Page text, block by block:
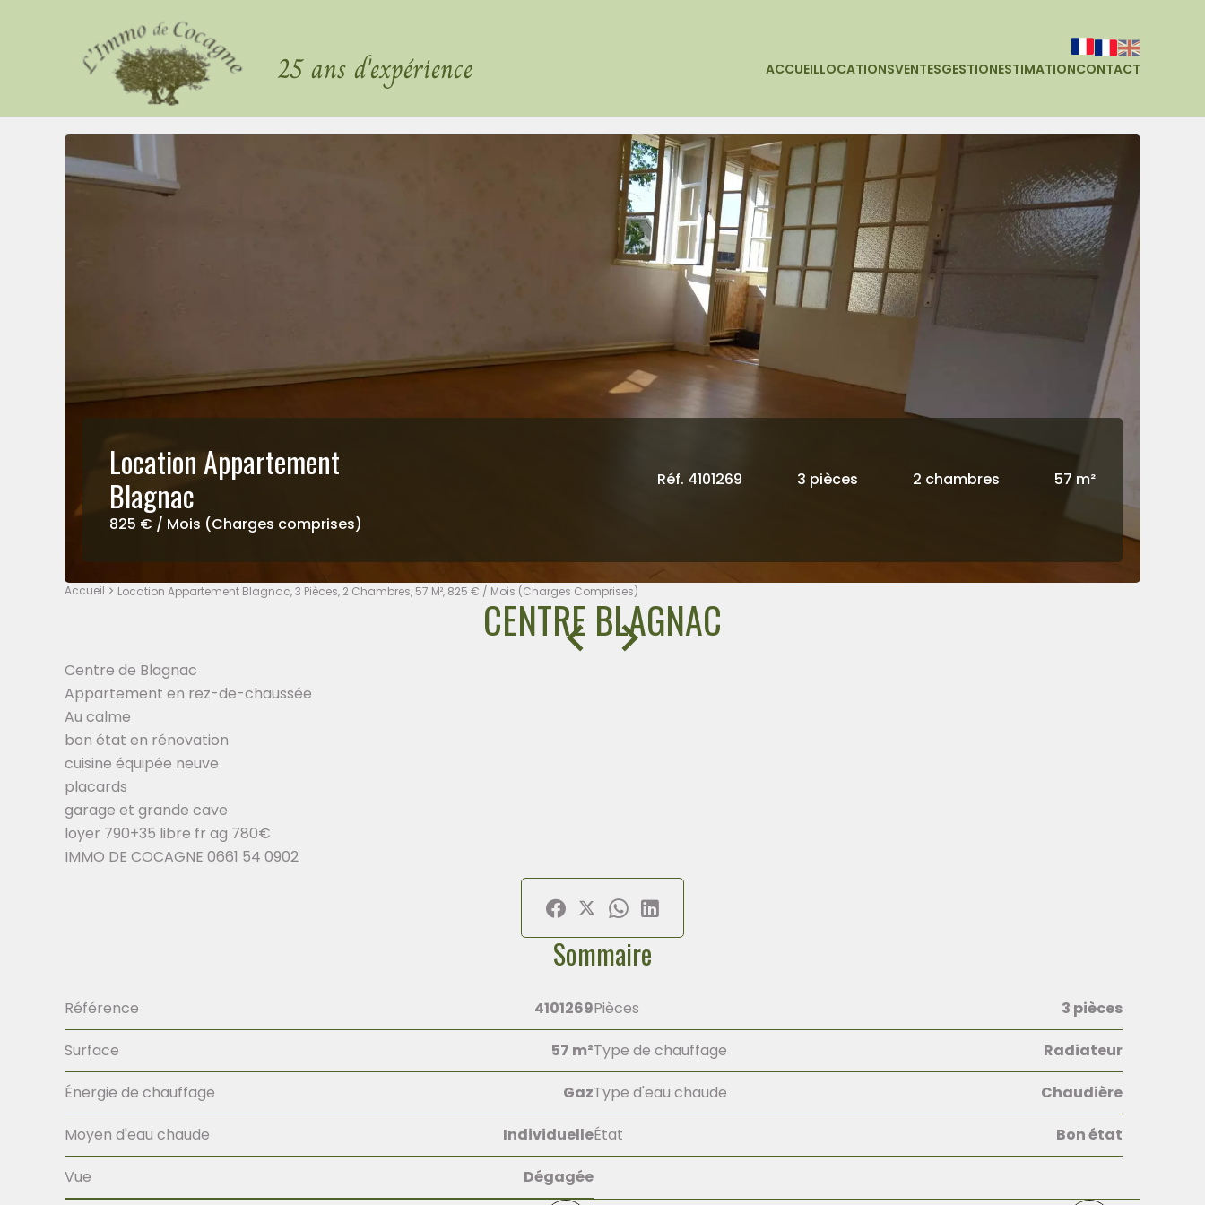
25 ans d'expérience ACCUEILLOCATIONSVENTESGESTIONESTIMATIONCONTACT
Location Appartement
Blagnac
Réf. 4101269 3 pièces 2 chambres 57 m²
825 € / Mois (Charges comprises)
Accueil Location Appartement Blagnac, 3 Pièces, 2 Chambres, 57 M², 825 € / Mois (Charges Comprises)
CENTRE BLAGNAC
Centre de Blagnac
Appartement en rez-de-chaussée
Au calme
bon état en rénovation
cuisine équipée neuve
placards
garage et grande cave
loyer 790+35 libre fr ag 780€
IMMO DE COCAGNE 0661 54 0902
Sommaire
Référence 4101269Pièces 3 pièces
Surface 57 m²Type de chauffage Radiateur
Énergie de chauffage GazType d'eau chaude Chaudière
Moyen d'eau chaude IndividuelleÉtat Bon état
Vue Dégagée